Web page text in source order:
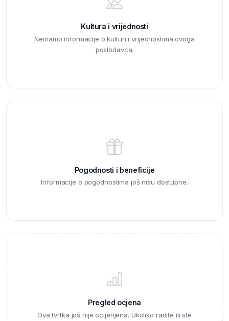
Kultura i vrijednosti
Nemamo informacije o kulturi i vrijednostima ovoga
poslodavca.
Pogodnosti i beneficije
Informacije o pogodnostima još nisu dostupne.
Pregled ocjena
Ova tvrtka još nije ocijenjena. Ukoliko radite ili ste